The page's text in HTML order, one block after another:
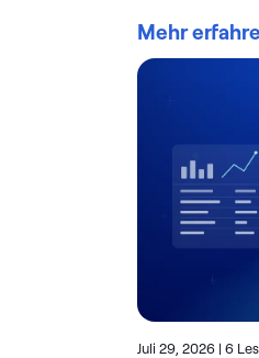
Mehr
Juli 29, 2026 | 6